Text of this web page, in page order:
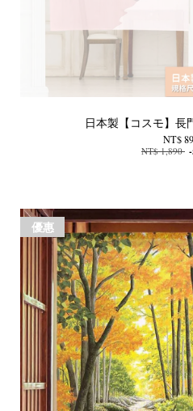
日本製【コスモ】長
NT$
NT$ 1,890
優惠